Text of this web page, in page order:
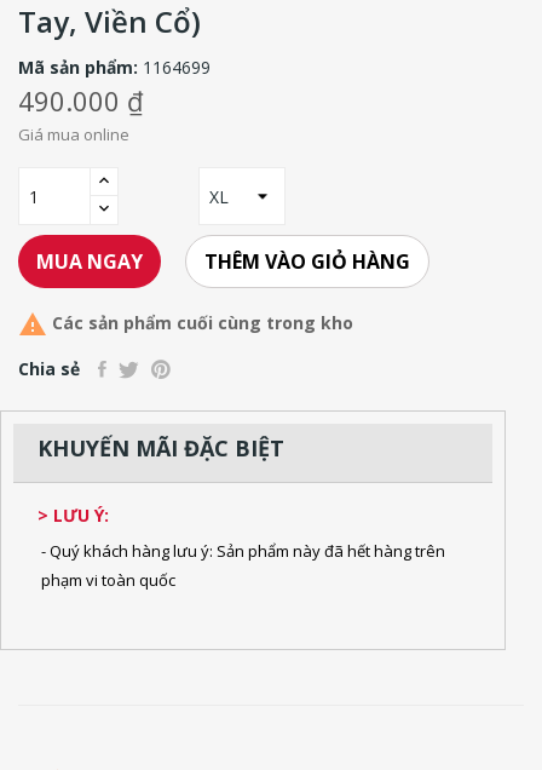
Tay, Viền Cổ)
Mã sản phẩm: 1164699
490.000 ₫
Giá mua online
MUA NGAY THÊM VÀO GIỎ HÀNG
 Các sản phẩm cuối cùng trong kho
Chia sẻ
KHUYẾN MÃI ĐẶC BIỆT
> LƯU Ý:
- Quý khách hàng lưu ý: Sản phẩm này đã hết hàng trên
phạm vi toàn quốc